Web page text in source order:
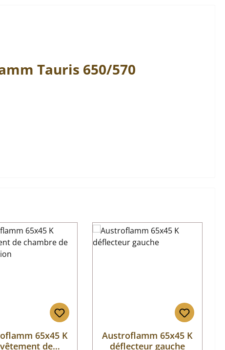
Tauris 650/570
65x45 K
de
Austroflamm 65x45 K
déflecteur gauche